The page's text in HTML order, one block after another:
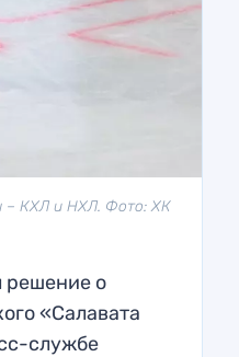
– КХЛ и НХЛ. Фото: ХК
решение о
«Салавата
службе